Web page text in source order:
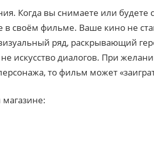
Когда вы снимаете или будете
своём фильме. Ваше кино не
ряд, раскрывающий
искусство диалогов. При
то фильм может